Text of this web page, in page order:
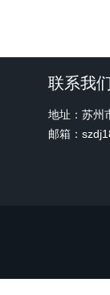
联系我们
地址：苏州
邮箱：